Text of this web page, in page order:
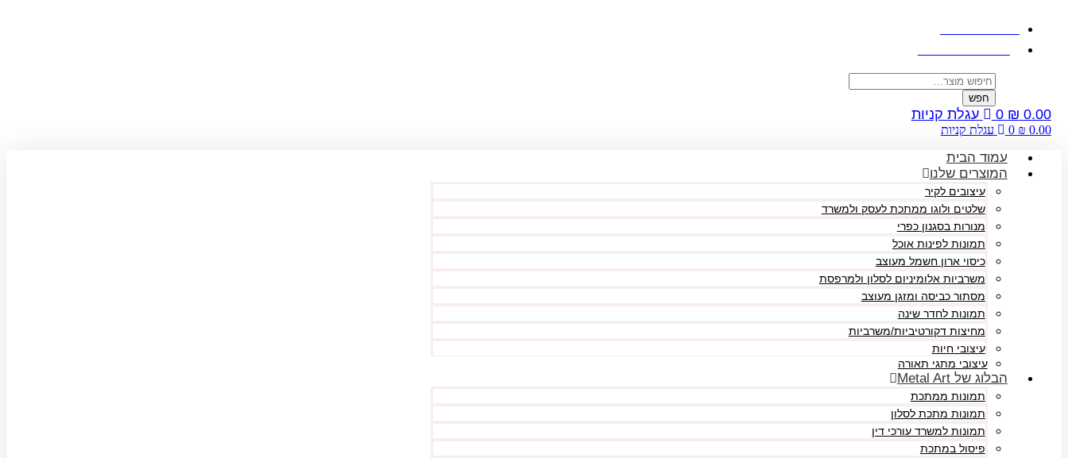
Products
search
חפש
₪ 0.00
0 עגלת קניות
₪ 0.00
0 עגלת קניות
עמוד הבית
המוצרים שלנו
עיצובים לקיר
שלטים ולוגו ממתכת לעסק ולמשרד
מנורות בסגנון כפרי
תמונות לפינות אוכל
כיסוי ארון חשמל מעוצב
משרביות אלומיניום לסלון ולמרפסת
מסתור כביסה ומזגן מעוצב
תמונות לחדר שינה
מחיצות דקורטיביות/משרביות
עיצובי חיות
עיצובי מתגי תאורה
הבלוג של Metal Art
תמונות ממתכת
תמונות מתכת לסלון
תמונות למשרד עורכי דין
פיסול במתכת